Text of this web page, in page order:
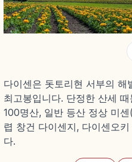
다이센은 돗토리현 서부의 해
최고봉입니다. 단정한 산세
100명산, 일반 등산 정상 미
렵 창건 다이센지, 다이센오
다.